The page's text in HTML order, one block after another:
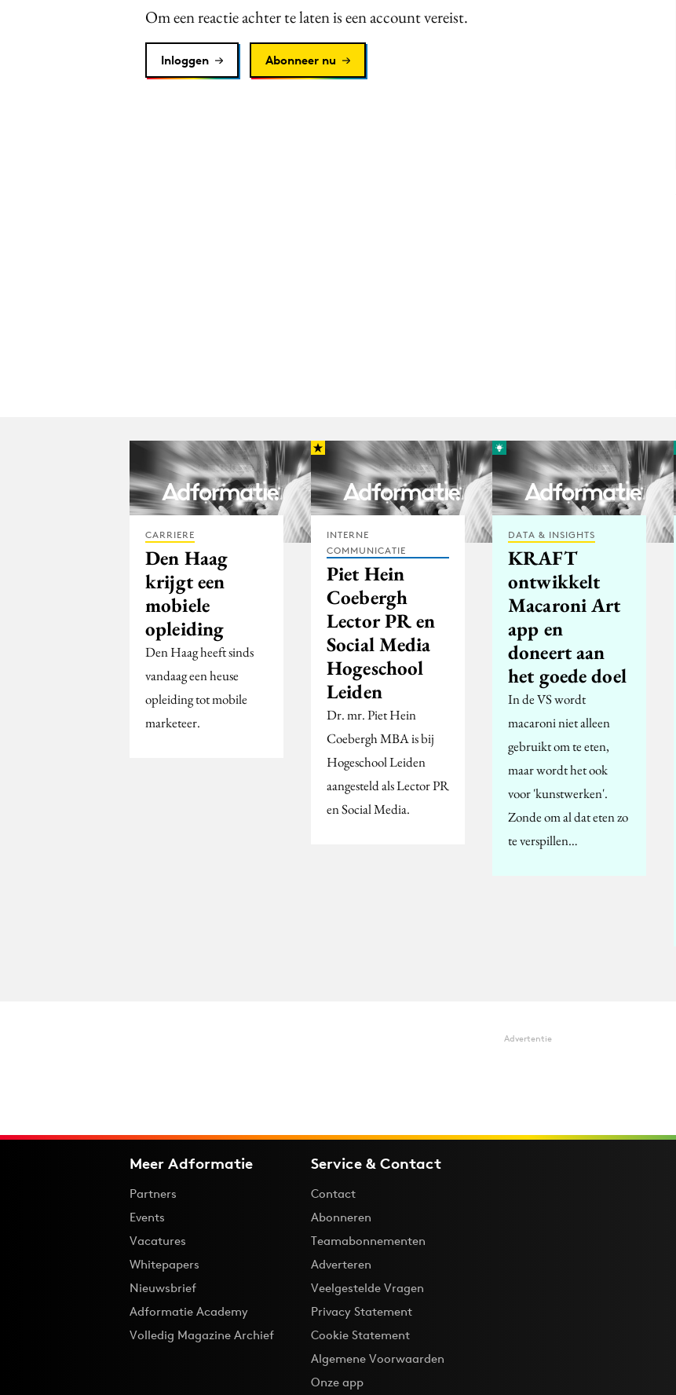
Om een reactie achter te laten is een account vereist.
Inloggen Abonneer nu
CARRIERE
Den Haag
krijgt een
mobiele
opleiding
Den Haag heeft sinds
vandaag een heuse
opleiding tot mobile
marketeer.
INTERNE
COMMUNICATIE
Piet Hein
Coebergh
Lector PR en
Social Media
Hogeschool
Leiden
Dr. mr. Piet Hein
Coebergh MBA is bij
Hogeschool Leiden
aangesteld als Lector PR
en Social Media.
DATA & INSIGHTS
KRAFT
ontwikkelt
Macaroni Art
app en
doneert aan
het goede doel
In de VS wordt
macaroni niet alleen
gebruikt om te eten,
maar wordt het ook
voor 'kunstwerken'.
Zonde om al dat eten zo
te verspillen…
Advertentie
Meer Adformatie
Partners
Events
Vacatures
Whitepapers
Nieuwsbrief
Adformatie Academy
Volledig Magazine Archief
Service & Contact
Contact
Abonneren
Teamabonnementen
Adverteren
Veelgestelde Vragen
Privacy Statement
Cookie Statement
Algemene Voorwaarden
Onze app